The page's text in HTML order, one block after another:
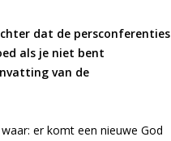
dat de persconferenties
als je niet bent
van de
er komt een nieuwe God